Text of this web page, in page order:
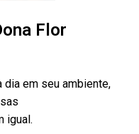
Flor
em seu ambiente,
igual.